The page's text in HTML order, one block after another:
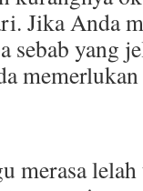
Jika Anda
sebab yang
merasa lelah